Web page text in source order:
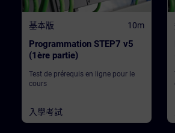
基本版 10m
Programmation STEP7 v5
(1ère partie)
Test de prérequis en ligne pour le
cours
入學考試